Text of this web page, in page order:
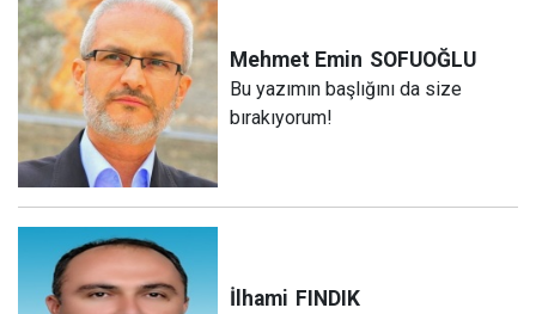
Mehmet Emin SOFUOĞLU
Bu yazımın başlığını da size
bırakıyorum!
İlhami FINDIK